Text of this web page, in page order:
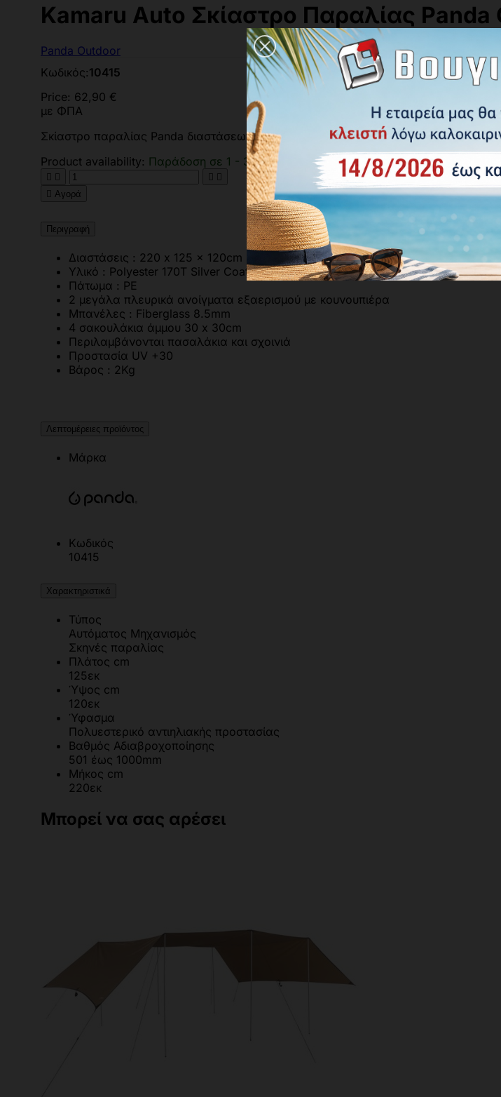
Kamaru Auto Σκίαστρο Παραλίας
Panda Outdoor
Κωδικός:10415
Price: 62,90 €
με ΦΠΑ
Σκίαστρο παραλίας Panda διαστάσεων 220x125x120εκ
Product availability: Παράδοση σε 1 - 3 ημέρες
   
 Αγορά
Περιγραφή
Διαστάσεις : 220 x 125 x 120cm
Υλικό : Polyester 170T Silver Coated 300mm
Πάτωμα : PE
2 μεγάλα πλευρικά ανοίγματα εξαερισμού με κουνουπιέρα
Μπανέλες : Fiberglass 8.5mm
4 σακουλάκια άμμου 30 x 30cm
Περιλαμβάνονται πασαλάκια και σχοινιά
Προστασία UV +30
Βάρος : 2Kg
Λεπτομέρειες προϊόντος
Μάρκα
Κωδικός
10415
Χαρακτηριστικά
Τύπος
Αυτόματος Μηχανισμός
Σκηνές παραλίας
Πλάτος cm
125εκ
Ύψος cm
120εκ
Ύφασμα
Πολυεστερικό αντιηλιακής προστασίας
Βαθμός Αδιαβροχοποίησης
501 έως 1000mm
Μήκος cm
220εκ
Μπορεί να σας αρέσει